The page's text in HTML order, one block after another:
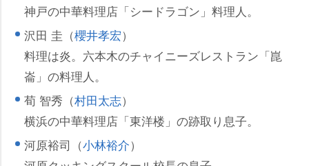
神戸の中華料理店「シードラゴン」料理人。
沢田 圭（櫻井孝宏）
料理は炎。六本木のチャイニーズレストラン「崑
崙」の料理人。
荀 智秀（村田太志）
横浜の中華料理店「東洋楼」の跡取り息子。
河原裕司（小林裕介）